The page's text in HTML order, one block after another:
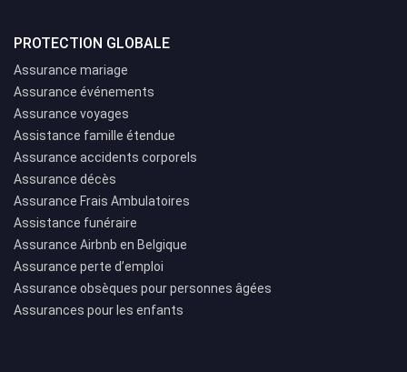
PROTECTION GLOBALE
Assurance mariage
Assurance événements
Assurance voyages
Assistance famille étendue
Assurance accidents corporels
Assurance décès
Assurance Frais Ambulatoires
Assistance funéraire
Assurance Airbnb en Belgique
Assurance perte d’emploi
Assurance obsèques pour personnes âgées
Assurances pour les enfants